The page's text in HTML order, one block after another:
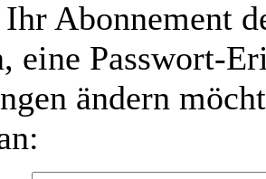
Abonnement
eine Passwort-
ändern